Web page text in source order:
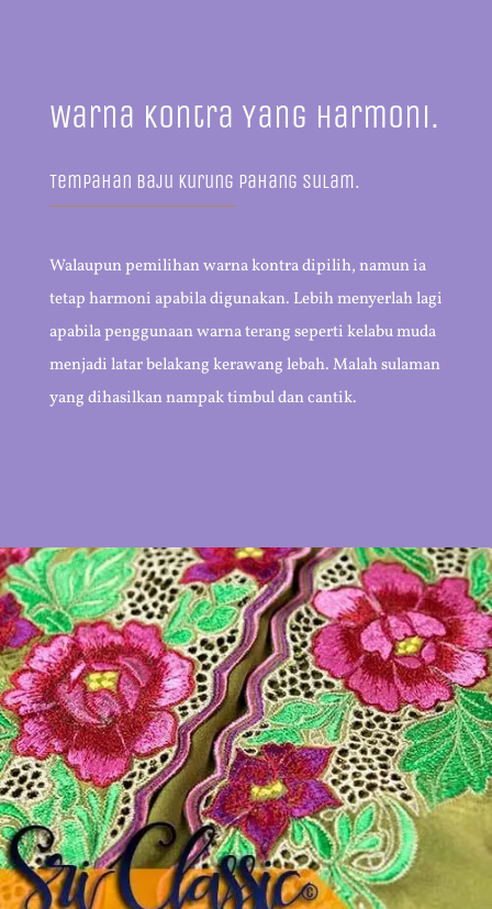
Warna Kontra Yang Harmoni.
Tempahan Baju Kurung Pahang Sulam.
Walaupun pemilihan warna kontra dipilih, namun ia
tetap harmoni apabila digunakan. Lebih menyerlah lagi
apabila penggunaan warna terang seperti kelabu muda
menjadi latar belakang kerawang lebah. Malah sulaman
yang dihasilkan nampak timbul dan cantik.